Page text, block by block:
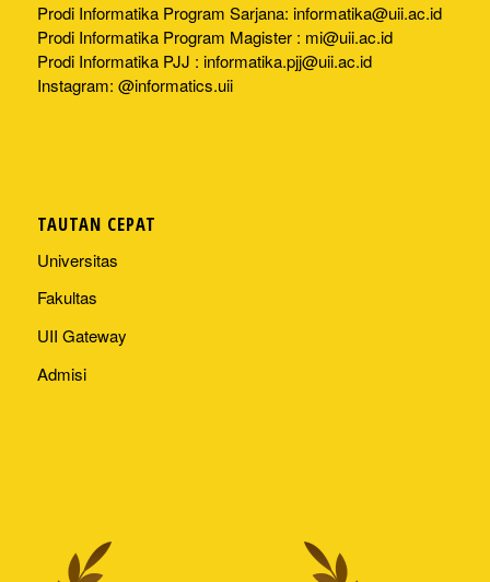
Prodi Informatika Program Sarjana: informatika@uii.ac.id
Prodi Informatika Program Magister : mi@uii.ac.id
Prodi Informatika PJJ : informatika.pjj@uii.ac.id
Instagram: @informatics.uii
TAUTAN CEPAT
Universitas
Fakultas
UII Gateway
Admisi